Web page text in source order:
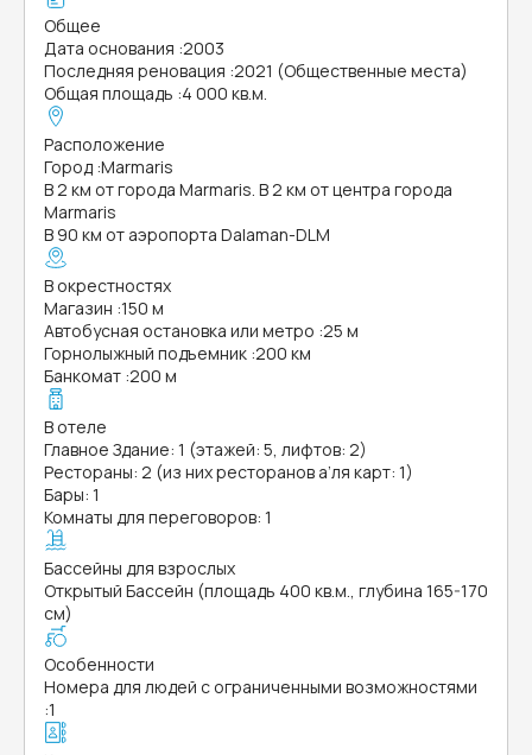
Общее
Дата основания :2003
Последняя реновация :2021 (Общественные места)
Общая площадь :4 000 кв.м.
Расположение
Город :Marmaris
В 2 км от города Marmaris. В 2 км от центра города
Marmaris
В 90 км от аэропорта Dalaman-DLM
В окрестностях
Магазин :150 м
Автобусная остановка или метро :25 м
Горнолыжный подъемник :200 км
Банкомат :200 м
В отеле
Главное Здание: 1 (этажей: 5, лифтов: 2)
Рестораны: 2 (из них ресторанов а’ля карт: 1)
Бары: 1
Комнаты для переговоров: 1
Бассейны для взрослых
Открытый Бассейн (площадь 400 кв.м., глубина 165-170
см)
Особенности
Номера для людей с ограниченными возможностями
:1